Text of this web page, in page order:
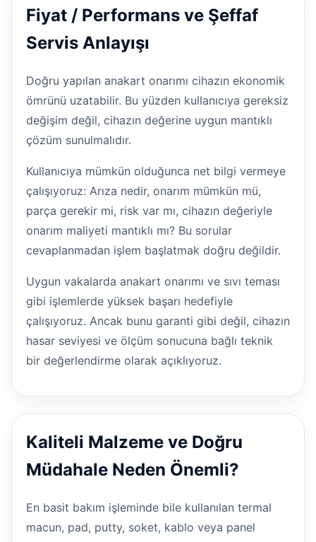
Fiyat / Performans ve Şeffaf
Servis Anlayışı
Doğru yapılan anakart onarımı cihazın ekonomik
ömrünü uzatabilir. Bu yüzden kullanıcıya gereksiz
değişim değil, cihazın değerine uygun mantıklı
çözüm sunulmalıdır.
Kullanıcıya mümkün olduğunca net bilgi vermeye
çalışıyoruz: Arıza nedir, onarım mümkün mü,
parça gerekir mi, risk var mı, cihazın değeriyle
onarım maliyeti mantıklı mı? Bu sorular
cevaplanmadan işlem başlatmak doğru değildir.
Uygun vakalarda anakart onarımı ve sıvı teması
gibi işlemlerde yüksek başarı hedefiyle
çalışıyoruz. Ancak bunu garanti gibi değil, cihazın
hasar seviyesi ve ölçüm sonucuna bağlı teknik
bir değerlendirme olarak açıklıyoruz.
Kaliteli Malzeme ve Doğru
Müdahale Neden Önemli?
En basit bakım işleminde bile kullanılan termal
macun, pad, putty, soket, kablo veya panel